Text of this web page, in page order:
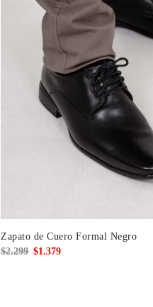
Zapato de Cuero Formal Negro
$2.299 El
$1.379El